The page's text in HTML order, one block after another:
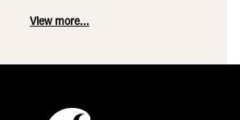
View more...